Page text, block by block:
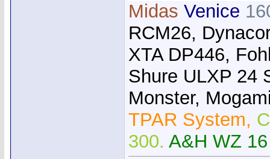
Midas Venice
RCM26,
XTA DP446,
Shure ULXP 24
Monster,
TPAR System,
300. A&H WZ